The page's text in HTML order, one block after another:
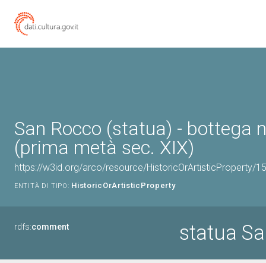
San Rocco (statua) - bottega
(prima metà sec. XIX)
https://w3id.org/arco/resource/HistoricOrArtisticProperty/
ENTITÀ DI TIPO: HistoricOrArtisticProperty
rdfs:comment statua